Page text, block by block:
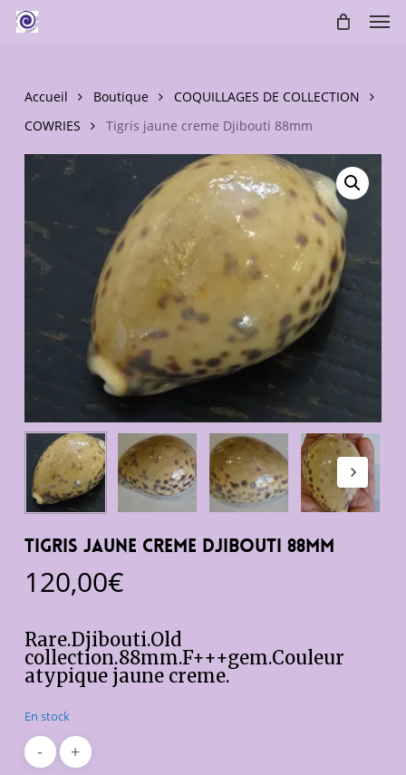
main
Accueil Boutique
COQUILLAGES DE COLLECTION
COWRIES
Tigris jaune creme Djibouti 88mm
Tigris jaune creme Djibouti 88mm
120,00€
Rare.Djibouti.Old
collection.88mm.F+++gem.Couleur
atypique jaune creme.
En stock